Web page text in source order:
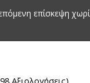
επίσκεψη